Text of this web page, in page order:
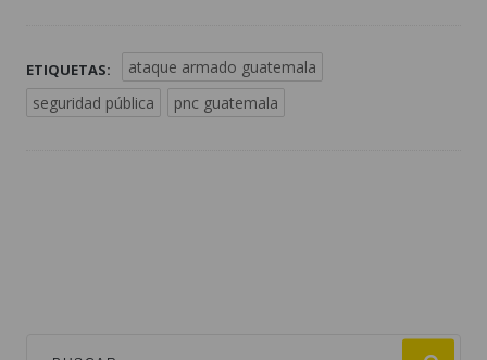
ETIQUETAS:
ataque armado guatemala
seguridad pública
pnc guatemala